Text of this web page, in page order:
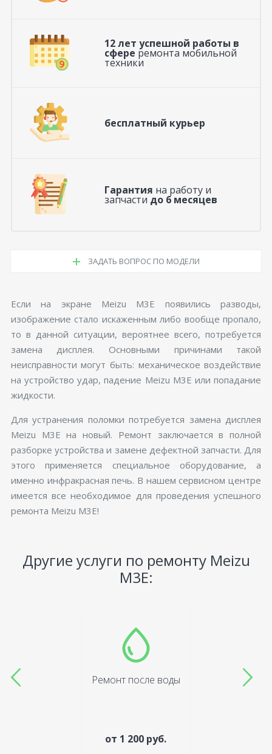
12 лет успешной работы в
сфере ремонта мобильной
техники
бесплатный курьер
Гарантия на работу и
запчасти до 6 месяцев
ЗАДАТЬ ВОПРОС ПО МОДЕЛИ
Если на экране Meizu M3E появились разводы,
изображение стало искаженным либо вообще пропало,
то в данной ситуации, вероятнее всего, потребуется
замена дисплея. Основными причинами такой
неисправности могут быть: механическое воздействие
на устройство удар, падение Meizu M3E или попадание
жидкости.
Для устранения поломки потребуется замена дисплея
Meizu M3E на новый. Ремонт заключается в полной
разборке устройства и замене дефектной запчасти. Для
этого применяется специальное оборудование, а
именно инфракрасная печь. В нашем сервисном центре
имеется все необходимое для проведения успешного
ремонта Meizu M3E!
Другие услуги по ремонту Meizu
M3E:
Ремонт после воды
от 1 200 руб.